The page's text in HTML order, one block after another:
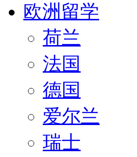
欧洲留学
荷兰
法国
德国
爱尔兰
瑞士